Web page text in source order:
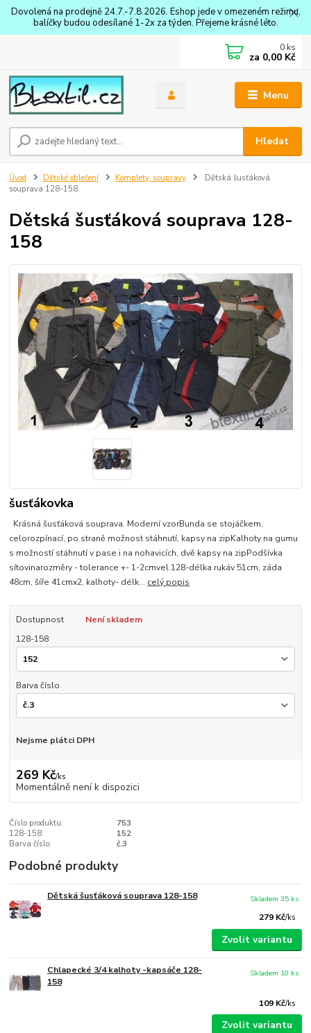
Dovolená na prodejně 24.7.-7.8.2026. Eshop jede v omezeném režimu,
balíčky budou odesílané 1-2x za týden. Přejeme krásné léto.
Menu
Hledat
0 ks
za 0,00 Kč
Úvod Dětské oblečení Komplety, soupravy
Dětská šusťáková
souprava 128-158
Dětská šusťáková souprava 128-
158
šusťákovka
Krásná šusťáková souprava. Moderní vzorBunda se stojáčkem,
celorozpínací, po straně možnost stáhnutí, kapsy na zipKalhoty na gumu
s možností stáhnutí v pase i na nohavicích, dvě kapsy na zipPodšívka
sítovinarozměry - tolerance +- 1-2cmvel.128-délka rukáv 51cm, záda
48cm, šíře 41cmx2, kalhoty- délk... celý popis
Dostupnost
Není skladem
128-158
Barva číslo
Nejsme plátci DPH
269 Kč/ks
Momentálně není k dispozici
Číslo produktu:
753
128-158:
152
Barva číslo:
č.3
Podobné produkty
Dětská šusťáková souprava 128-158
279 Kč/ks
Skladem 35 ks
Zvolit variantu
Chlapecké 3/4 kalhoty -kapsáče 128-
158
109 Kč/ks
Skladem 10 ks
Zvolit variantu